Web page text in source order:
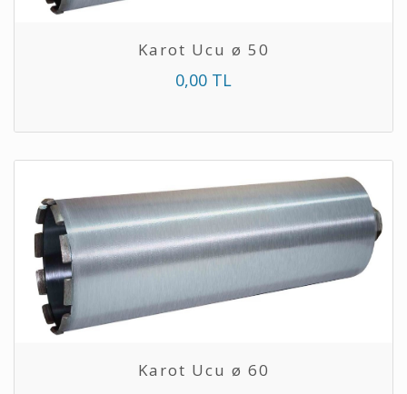
Karot Ucu ø 50
0,00 TL
Karot Ucu ø 60